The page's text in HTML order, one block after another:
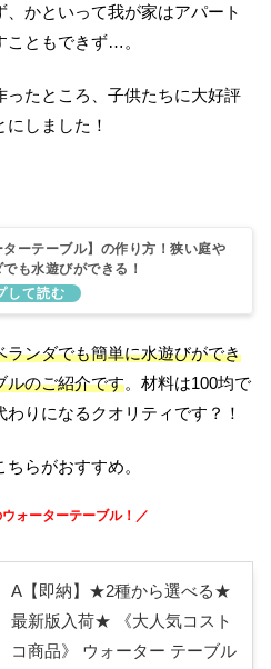
かといって我が家はアパート
こともできず…。
たところ、子供たちに大好評
しました！
ターテーブル】の作り方！狭い庭や
も水遊びができる！
ランダでも簡単に水遊びができ
ルのご紹介です。材料は100均で
りになるクオリティです？！
らがおすすめ。
ォーターテーブル！／
A【即納】★2種から選べる★
最新版入荷★ 《大人気コスト
コ商品》 ウォーター テーブル